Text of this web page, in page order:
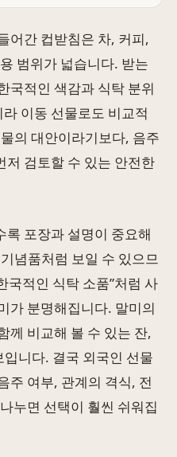
어간 컵받침은 차, 커피,
범위가 넓습니다. 받는
국적인 색감과 식탁 분위
이동 선물로도 비교적
의 대안이라기보다, 음주
저 검토할 수 있는 안전한
록 포장과 설명이 중요해
념품처럼 보일 수 있으므
국적인 식탁 소품”처럼 사
가 분명해집니다. 말미의
께 비교해 볼 수 있는 잔,
니다. 결국 외국인 선물
주 여부, 관계의 격식, 전
누면 선택이 훨씬 쉬워집